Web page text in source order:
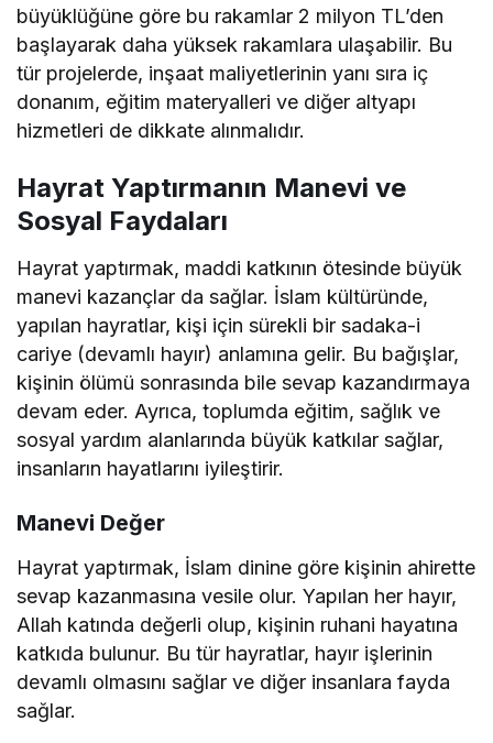
büyüklüğüne göre bu rakamlar 2 milyon TL’den
başlayarak daha yüksek rakamlara ulaşabilir. Bu
tür projelerde, inşaat maliyetlerinin yanı sıra iç
donanım, eğitim materyalleri ve diğer altyapı
hizmetleri de dikkate alınmalıdır.
Hayrat Yaptırmanın Manevi ve
Sosyal Faydaları
Hayrat yaptırmak, maddi katkının ötesinde büyük
manevi kazançlar da sağlar. İslam kültüründe,
yapılan hayratlar, kişi için sürekli bir sadaka-i
cariye (devamlı hayır) anlamına gelir. Bu bağışlar,
kişinin ölümü sonrasında bile sevap kazandırmaya
devam eder. Ayrıca, toplumda eğitim, sağlık ve
sosyal yardım alanlarında büyük katkılar sağlar,
insanların hayatlarını iyileştirir.
Manevi Değer
Hayrat yaptırmak, İslam dinine göre kişinin ahirette
sevap kazanmasına vesile olur. Yapılan her hayır,
Allah katında değerli olup, kişinin ruhani hayatına
katkıda bulunur. Bu tür hayratlar, hayır işlerinin
devamlı olmasını sağlar ve diğer insanlara fayda
sağlar.